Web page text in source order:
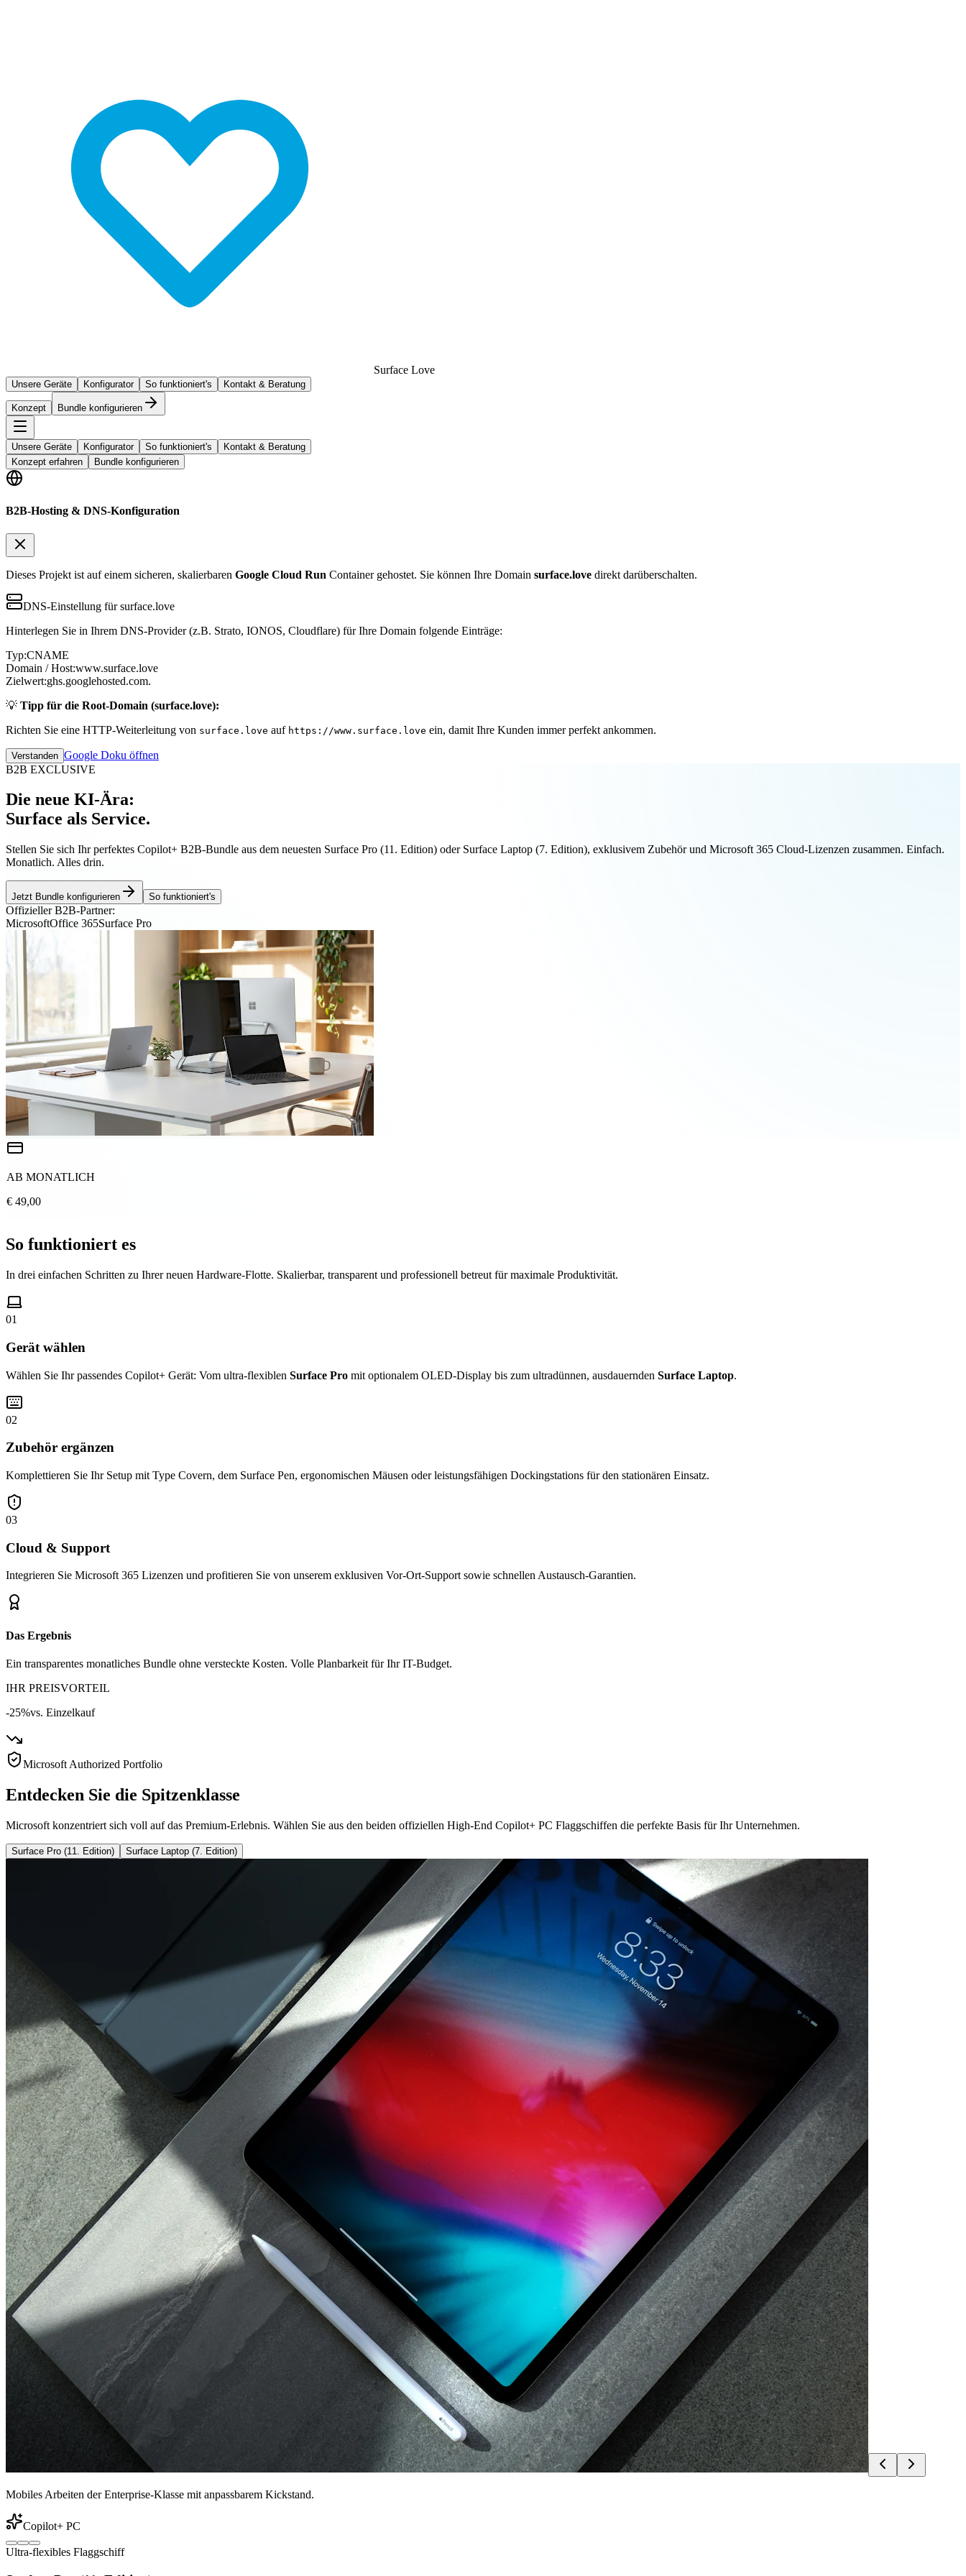
Surface Love
Unsere Geräte Konfigurator So funktioniert's Kontakt & Beratung
Konzept Bundle konfigurieren
Unsere Geräte Konfigurator So funktioniert's
Kontakt & Beratung
Konzept erfahren
Bundle konfigurieren
B2B-Hosting & DNS-Konfiguration
Dieses Projekt ist auf einem sicheren, skalierbaren Google Cloud Run Container gehostet. Sie können Ihre Domain surface.love direkt darüberschalten.
DNS-Einstellung für surface.love
Hinterlegen Sie in Ihrem DNS-Provider (z.B. Strato, IONOS, Cloudflare) für Ihre Domain folgende Einträge:
Typ:CNAME
Domain / Host:www.surface.love
Zielwert:ghs.googlehosted.com.
💡 Tipp für die Root-Domain (surface.love):
Richten Sie eine HTTP-Weiterleitung von surface.love auf https://www.surface.love ein, damit Ihre Kunden immer perfekt ankommen.
Verstanden Google Doku öffnen
B2B EXCLUSIVE
Die neue KI-Ära:
Surface als Service.
Stellen Sie sich Ihr perfektes Copilot+ B2B-Bundle aus dem neuesten Surface Pro (11. Edition) oder Surface Laptop (7. Edition), exklusivem Zubehör und Microsoft 365 Cloud-Lizenzen zusammen. Einfach.
Monatlich. Alles drin.
Jetzt Bundle konfigurieren So funktioniert's
Offizieller B2B-Partner:
MicrosoftOffice 365Surface Pro
AB MONATLICH
€ 49,00
So funktioniert es
In drei einfachen Schritten zu Ihrer neuen Hardware-Flotte. Skalierbar, transparent und professionell betreut für maximale Produktivität.
01
Gerät wählen
Wählen Sie Ihr passendes Copilot+ Gerät: Vom ultra-flexiblen Surface Pro mit optionalem OLED-Display bis zum ultradünnen, ausdauernden Surface Laptop.
02
Zubehör ergänzen
Komplettieren Sie Ihr Setup mit Type Covern, dem Surface Pen, ergonomischen Mäusen oder leistungsfähigen Dockingstations für den stationären Einsatz.
03
Cloud & Support
Integrieren Sie Microsoft 365 Lizenzen und profitieren Sie von unserem exklusiven Vor-Ort-Support sowie schnellen Austausch-Garantien.
Das Ergebnis
Ein transparentes monatliches Bundle ohne versteckte Kosten. Volle Planbarkeit für Ihr IT-Budget.
IHR PREISVORTEIL
-25%vs. Einzelkauf
Microsoft Authorized Portfolio
Entdecken Sie die Spitzenklasse
Microsoft konzentriert sich voll auf das Premium-Erlebnis. Wählen Sie aus den beiden offiziellen High-End Copilot+ PC Flaggschiffen die perfekte Basis für Ihr Unternehmen.
Surface Pro (11. Edition) Surface Laptop (7. Edition)
Mobiles Arbeiten der Enterprise-Klasse mit anpassbarem Kickstand.
Copilot+ PC
Ultra-flexibles Flaggschiff